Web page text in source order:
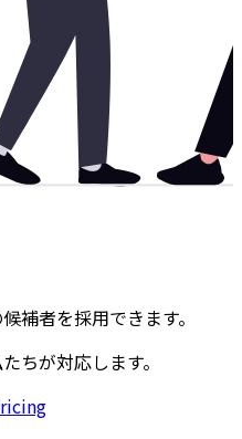
補者を採用できます。
ちが対応します。